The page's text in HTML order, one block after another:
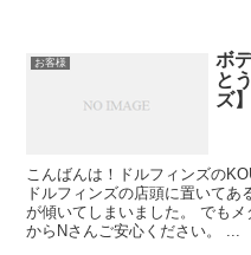
お客様
ボ
と
ズ】
こんばんは！ドルフィンズの
ドルフィンズの店頭に置いて
が傾いてしまいました。 でも
からNさんご安心ください。 ...